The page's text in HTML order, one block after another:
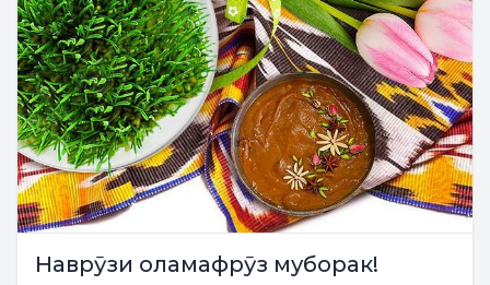
Наврӯзи оламафрӯз муборак!